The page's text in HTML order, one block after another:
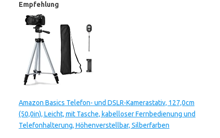
Empfehlung
Amazon Basics Telefon- und DSLR-Kamerastativ, 127,0cm
(50,0in), Leicht, mit Tasche, kabelloser Fernbedienung und
Telefonhalterung, Höhenverstellbar, Silberfarben